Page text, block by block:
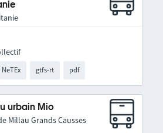
NeTEx gtfs-rt pdf
urbain Mio
Millau Grands Causses